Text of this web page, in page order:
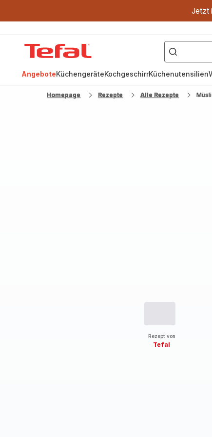
Jetzt
["OptiGrill","Easy
Fry","Pfanne"]
AngeboteKüchengeräteKochgeschirrKüchenutensilien
Homepage Rezepte Alle Rezepte
Rezept von
Tefal